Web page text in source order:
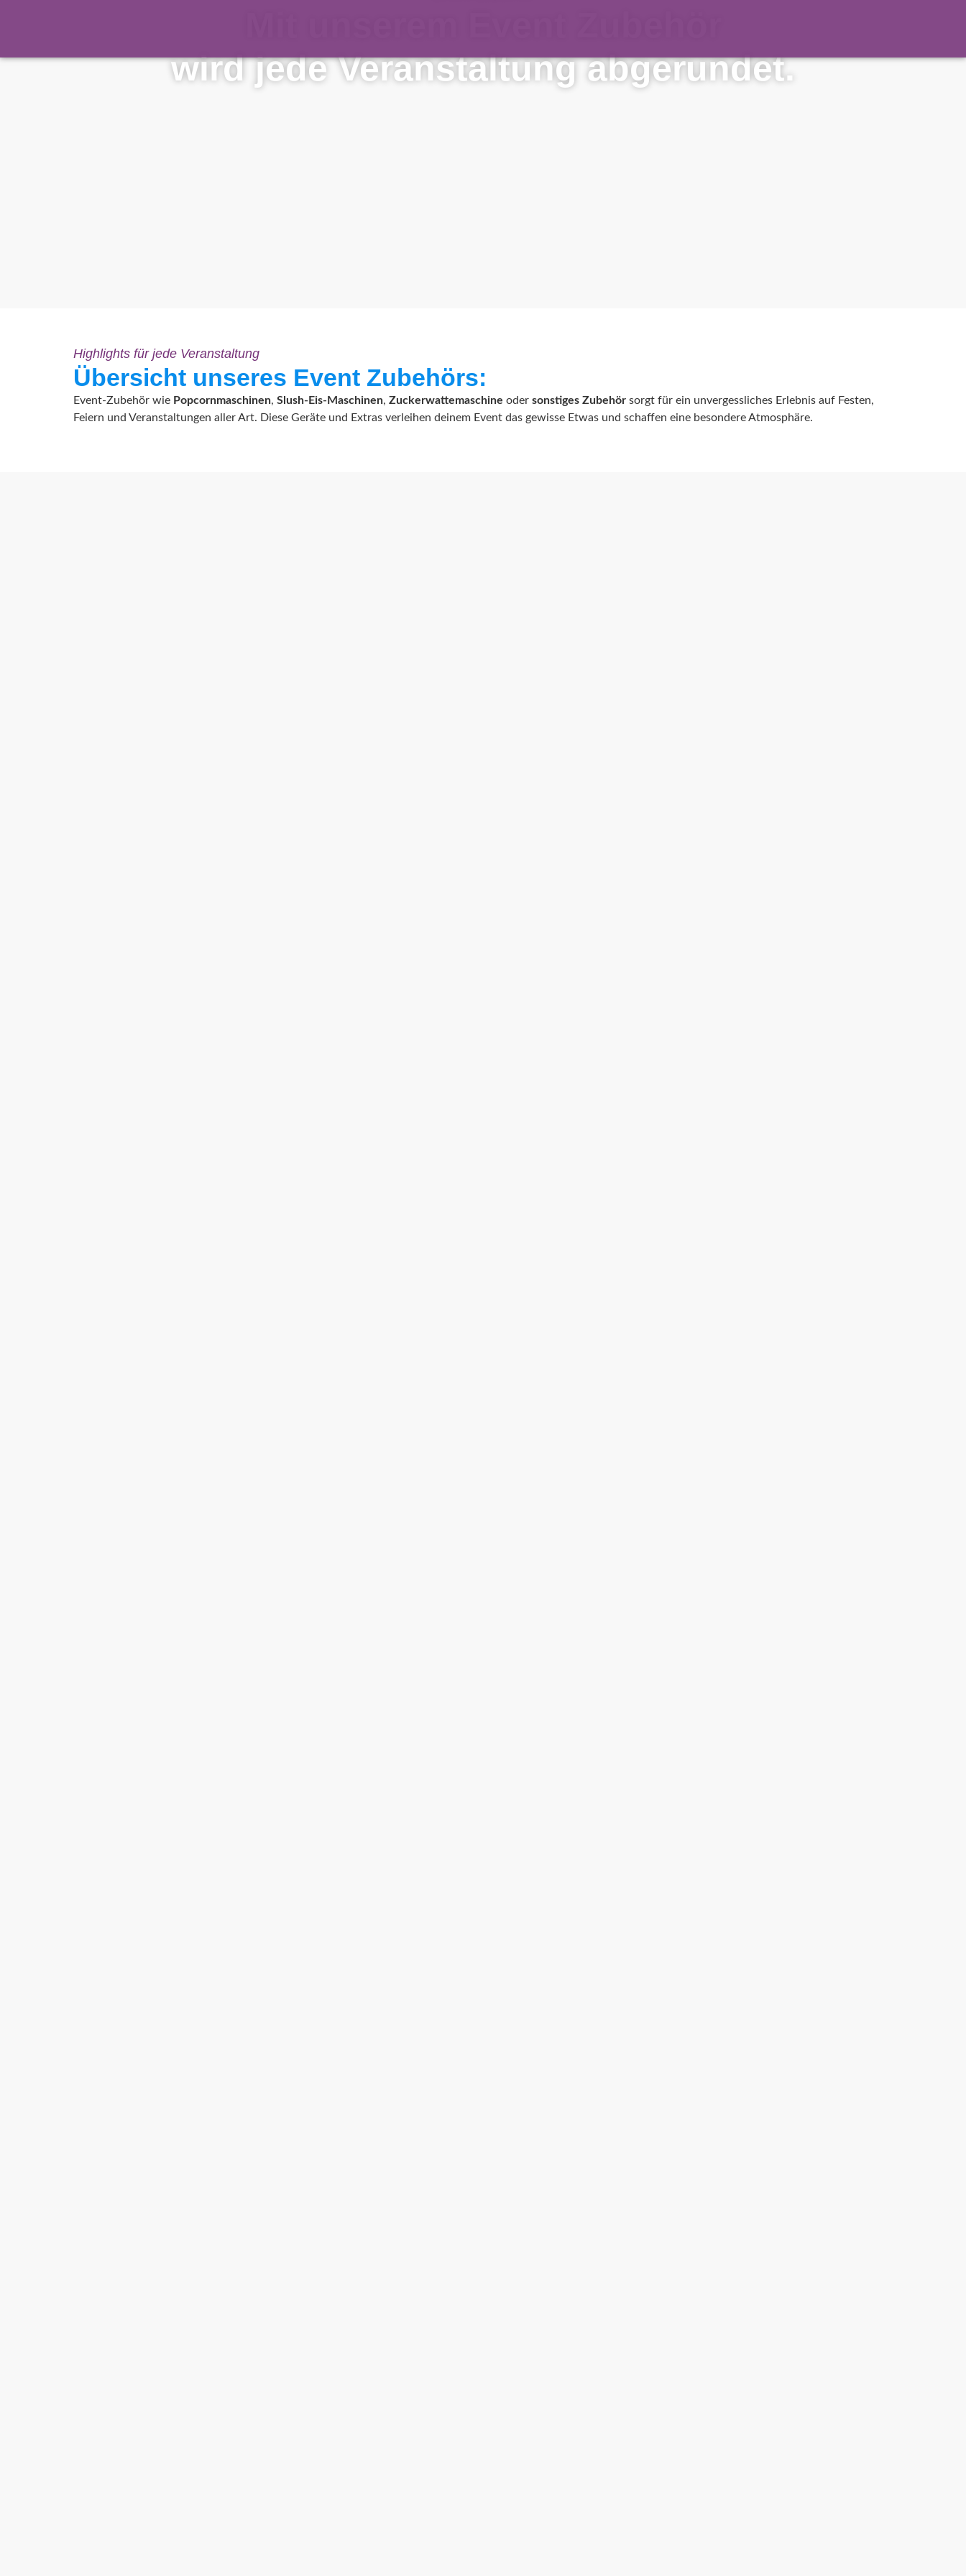
wird jede Veranstaltung abgerundet.
Highlights für jede Veranstaltung
Übersicht unseres Event Zubehörs:
Event-Zubehör wie Popcornmaschinen, Slush-Eis-Maschinen, Zuckerwattemaschine oder sonstiges Zubehör sorgt für ein unvergessliches Erlebnis auf Festen,
Feiern und Veranstaltungen aller Art. Diese Geräte und Extras verleihen deinem Event das gewisse Etwas und schaffen eine besondere Atmosphäre.